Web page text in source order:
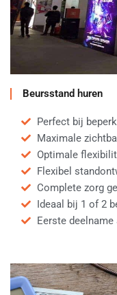
Beursstand huren
Perfect bij
Maximale
Optimale
Flexibel
Complete zorg
Ideaal bij 1 of 2
Eerste deelname